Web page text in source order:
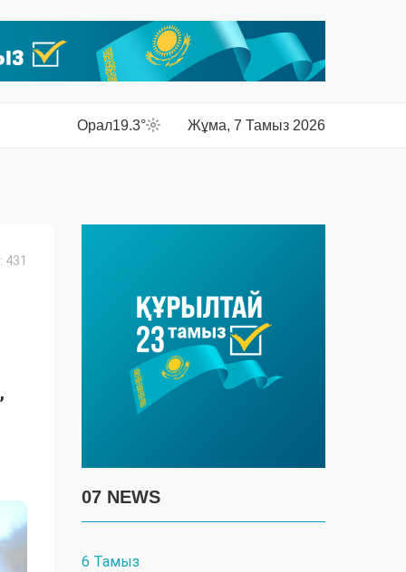
Орал19.3° Жұма, 7 Тамыз 2026
07 NEWS
6 Тамыз